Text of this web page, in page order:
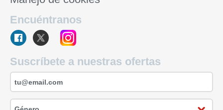
Encuéntranos
Suscríbete a nuestras ofertas